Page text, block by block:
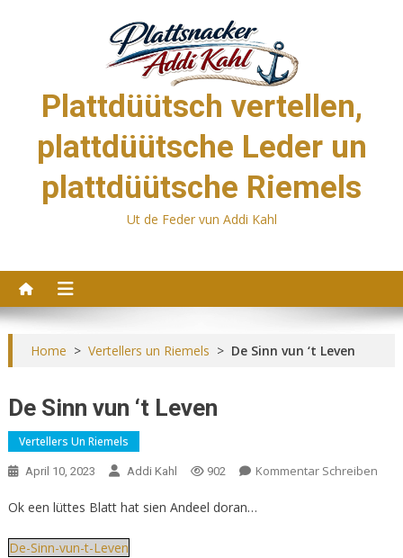
Plattdüütsch vertellen,
plattdüütsche Leder un
plattdüütsche Riemels
Ut de Feder vun Addi Kahl
Home > Vertellers un Riemels > De Sinn vun ‘t Leven
De Sinn vun ‘t Leven
Vertellers Un Riemels
April 10, 2023 Addi Kahl 902 Kommentar Schreiben
Ok een lüttes Blatt hat sien Andeel doran…
De-Sinn-vun-t-Leven